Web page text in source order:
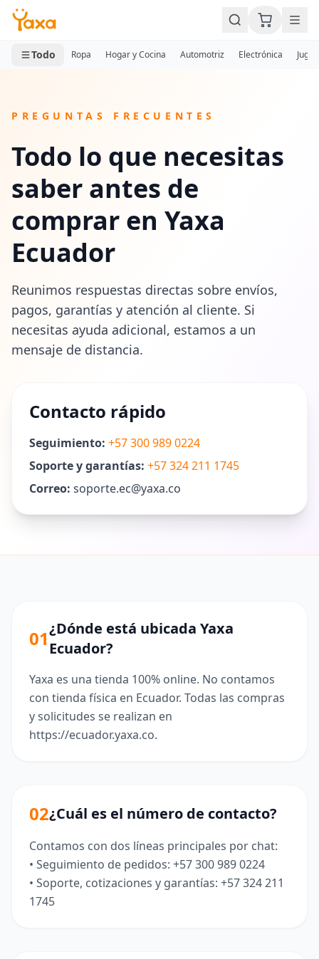
MINI CARRITO
0 productos
Todo Ropa Hogar y Cocina Automotriz Electrónica
PREGUNTAS FRECUENTES
Todo lo que necesitas
saber antes de
comprar en Yaxa
Ecuador
Reunimos respuestas directas sobre envíos,
pagos, garantías y atención al cliente. Si
necesitas ayuda adicional, estamos a un
mensaje de distancia.
Contacto rápido
Seguimiento: +57 300 989 0224
Soporte y garantías: +57 324 211 1745
Correo: soporte.ec@yaxa.co
01¿Dónde está ubicada Yaxa
Ecuador?
Yaxa es una tienda 100% online. No contamos
con tienda física en Ecuador. Todas las compras
y solicitudes se realizan en
https://ecuador.yaxa.co.
02¿Cuál es el número de contacto?
Contamos con dos líneas principales por chat:
• Seguimiento de pedidos: +57 300 989 0224
• Soporte, cotizaciones y garantías: +57 324 211
1745